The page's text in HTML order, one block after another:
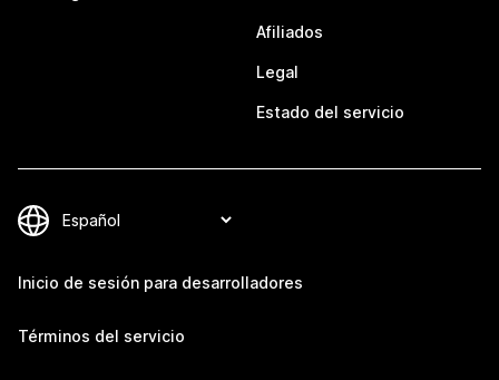
Afiliados
Legal
Estado del servicio
Inicio de sesión para desarrolladores
Términos del servicio